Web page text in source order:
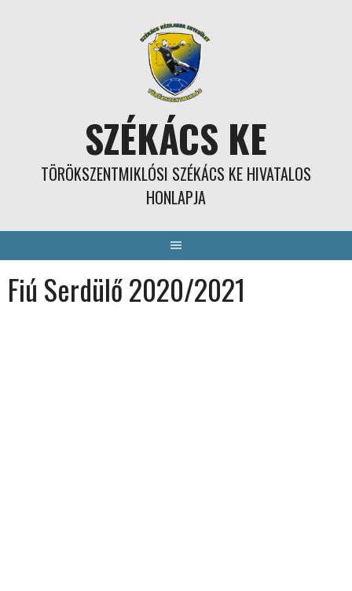
SZÉKÁCS KE
TÖRÖKSZENTMIKLÓSI SZÉKÁCS KE HIVATALOS
HONLAPJA
Fiú Serdülő 2020/2021